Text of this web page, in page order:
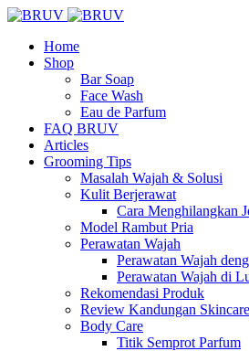
Home
Shop
Bar Soap
Face Wash
Eau de Parfum
FAQ BRUV
Articles
Grooming Tips
Masalah Wajah & Solusi
Kulit Berjerawat
Cara Menghilangkan
Model Rambut Pria
Perawatan Wajah
Perawatan Wajah
Perawatan Wajah di
Rekomendasi Produk
Review Kandungan Skincare
Body Care
Titik Semprot Parfum